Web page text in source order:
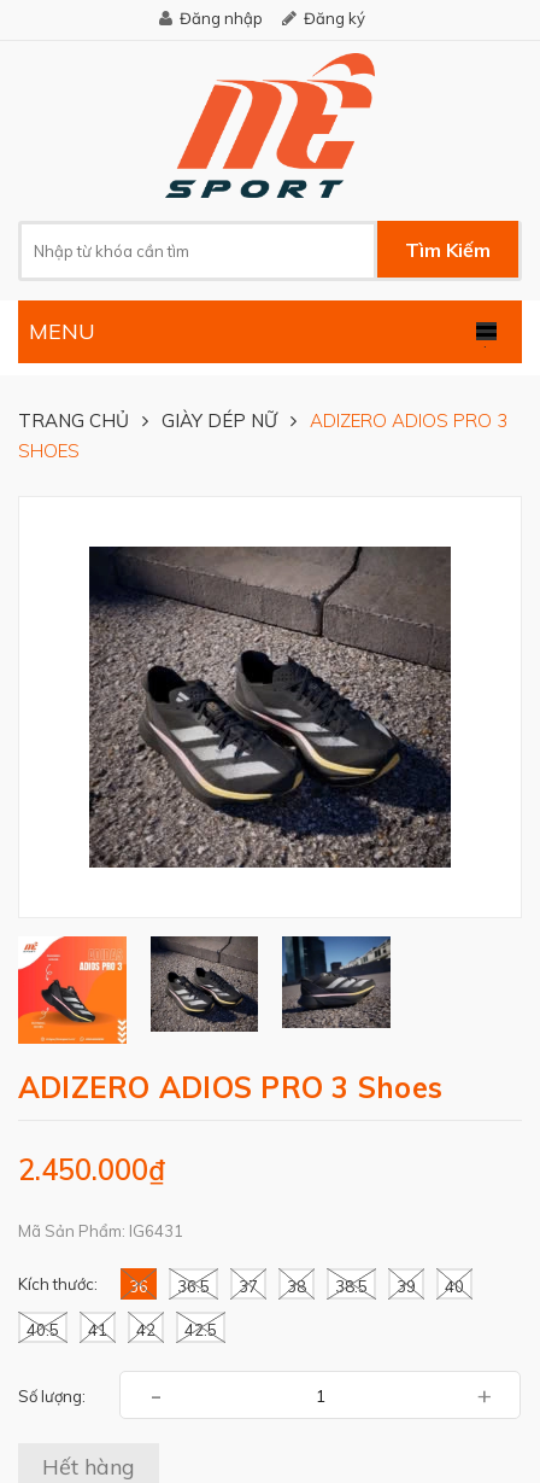
Đăng nhập Đăng ký
Tìm Kiếm
.
MENU
TRANG CHỦ GIÀY DÉP NỮ
ADIZERO ADIOS PRO 3
SHOES
ADIZERO ADIOS PRO 3 Shoes
2.450.000₫
Mã Sản Phẩm: IG6431
Kích thước: 36 36.5 37 38 38.5 39 40
40.5 41 42 42.5
Số lượng: - +
Hết hàng